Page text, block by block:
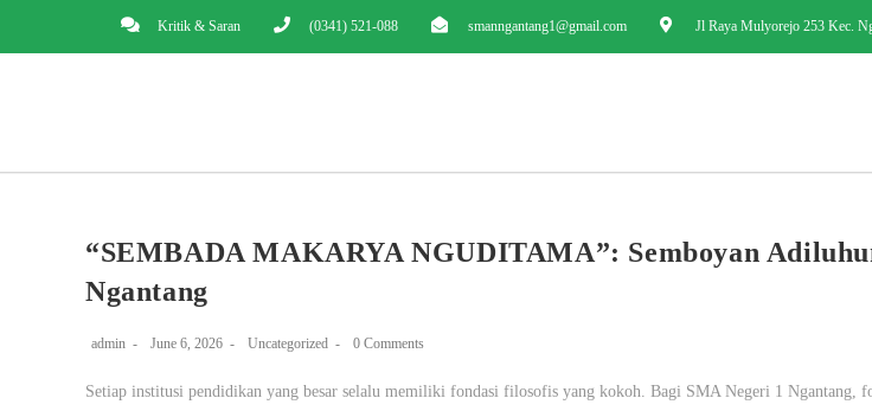
Kritik & Saran (0341) 521-088 smanngantang1@gmail.com Jl Raya Mulyorejo 253 Kec.
“SEMBADA MAKARYA NGUDITAMA”: Semboyan
Ngantang
admin June 6, 2026 Uncategorized 0 Comments
Setiap institusi pendidikan yang besar selalu memiliki fondasi filosofis yang kokoh. Bagi SMA Negeri 1 Ngantang,